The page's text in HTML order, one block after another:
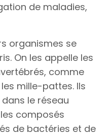
de maladies,
organismes se
On les appelle les
comme
mille-pattes. Ils
le réseau
composés
de bactéries et de